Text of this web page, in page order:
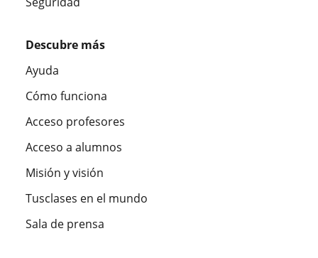
Descubre más
Ayuda
Cómo funciona
Acceso profesores
Acceso a alumnos
Misión y visión
Tusclases en el mundo
Sala de prensa